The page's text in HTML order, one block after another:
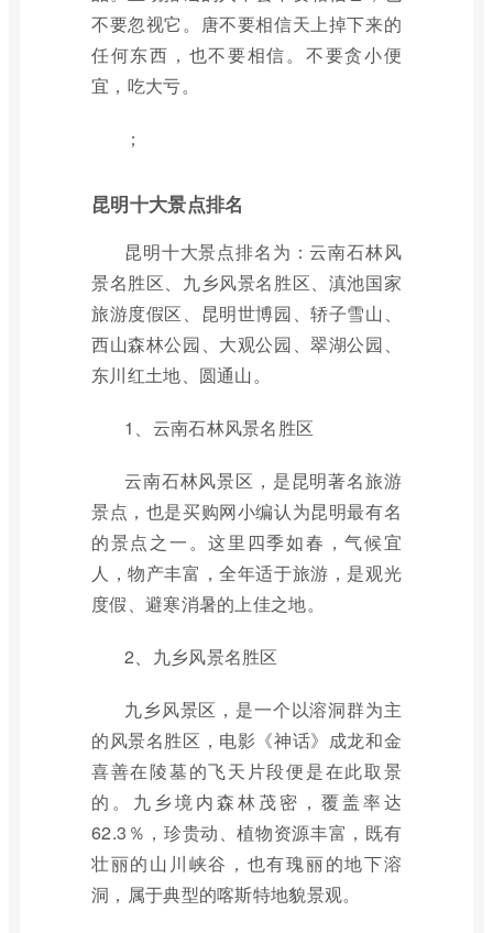
不要忽视它。唐不要相信天上掉下来的
任何东西，也不要相信。不要贪小便
宜，吃大亏。
；
昆明十大景点排名
昆明十大景点排名为：云南石林风
景名胜区、九乡风景名胜区、滇池国家
旅游度假区、昆明世博园、轿子雪山、
西山森林公园、大观公园、翠湖公园、
东川红土地、圆通山。
1、云南石林风景名胜区
云南石林风景区，是昆明著名旅游
景点，也是买购网小编认为昆明最有名
的景点之一。这里四季如春，气候宜
人，物产丰富，全年适于旅游，是观光
度假、避寒消暑的上佳之地。
2、九乡风景名胜区
九乡风景区，是一个以溶洞群为主
的风景名胜区，电影《神话》成龙和金
喜善在陵墓的飞天片段便是在此取景
的。九乡境内森林茂密，覆盖率达
62.3％，珍贵动、植物资源丰富，既有
壮丽的山川峡谷，也有瑰丽的地下溶
洞，属于典型的喀斯特地貌景观。